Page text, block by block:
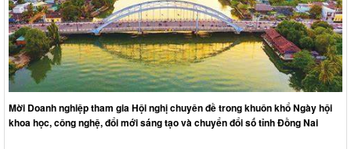
Mời Doanh nghiệp tham gia Hội nghị chuyên đề trong khuôn khổ Ngày hội
khoa học, công nghệ, đổi mới sáng tạo và chuyển đổi số tỉnh Đồng Nai